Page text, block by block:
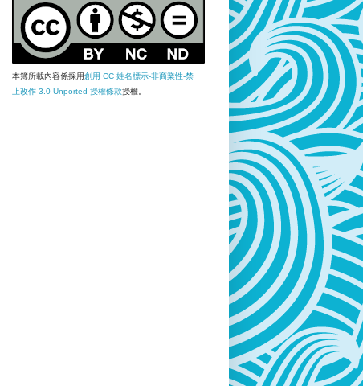
本簿所載內容係採用創用 CC 姓名標示-非商業性-禁
止改作 3.0 Unported 授權條款授權。